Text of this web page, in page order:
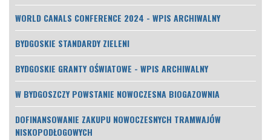
WORLD CANALS CONFERENCE 2024 - WPIS ARCHIWALNY
BYDGOSKIE STANDARDY ZIELENI
BYDGOSKIE GRANTY OŚWIATOWE - WPIS ARCHIWALNY
W BYDGOSZCZY POWSTANIE NOWOCZESNA BIOGAZOWNIA
DOFINANSOWANIE ZAKUPU NOWOCZESNYCH TRAMWAJÓW
NISKOPODŁOGOWYCH